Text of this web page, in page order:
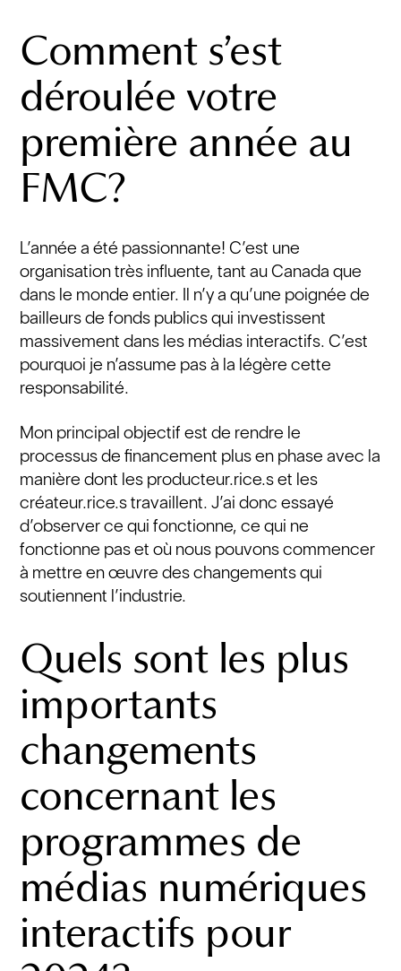
Comment s’est
déroulée votre
première année au
FMC?
L’année a été passionnante! C’est une
organisation très influente, tant au Canada que
dans le monde entier. Il n’y a qu’une poignée de
bailleurs de fonds publics qui investissent
massivement dans les médias interactifs. C’est
pourquoi je n’assume pas à la légère cette
responsabilité.
Mon principal objectif est de rendre le
processus de financement plus en phase avec la
manière dont les producteur.rice.s et les
créateur.rice.s travaillent. J’ai donc essayé
d’observer ce qui fonctionne, ce qui ne
fonctionne pas et où nous pouvons commencer
à mettre en œuvre des changements qui
soutiennent l’industrie.
Quels sont les plus
importants
changements
concernant les
programmes de
médias numériques
interactifs pour